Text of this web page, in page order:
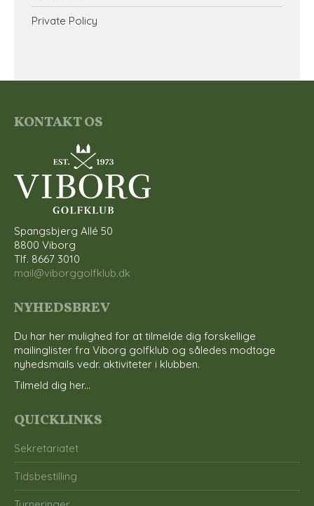
Private Policy
KONTAKT OS
Spangsbjerg Allé 50
8800 Viborg
Tlf. 8667 3010
mail@viborggolfklub.dk
NYHEDSBREV
Du har her mulighed for at tilmelde dig forskellige
mailinglister fra Viborg golfklub og således modtage
nyhedsmails vedr. aktiviteter i klubben.
Tilmeld dig her...
QUICKLINKS
Sekretariatet
Tidsbestilling